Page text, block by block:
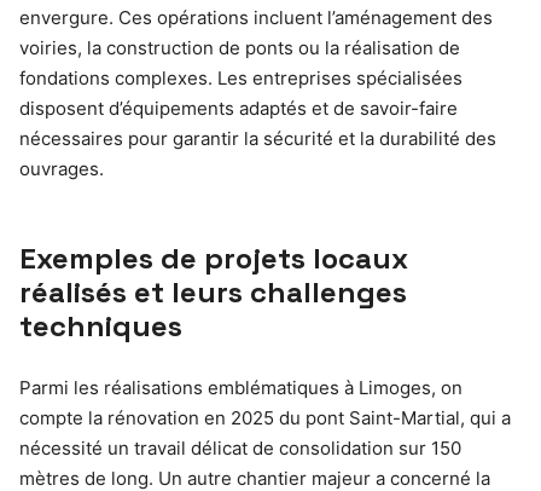
envergure. Ces opérations incluent l’aménagement des
voiries, la construction de ponts ou la réalisation de
fondations complexes. Les entreprises spécialisées
disposent d’équipements adaptés et de savoir-faire
nécessaires pour garantir la sécurité et la durabilité des
ouvrages.
Exemples de projets locaux
réalisés et leurs challenges
techniques
Parmi les réalisations emblématiques à Limoges, on
compte la rénovation en 2025 du pont Saint-Martial, qui a
nécessité un travail délicat de consolidation sur 150
mètres de long. Un autre chantier majeur a concerné la